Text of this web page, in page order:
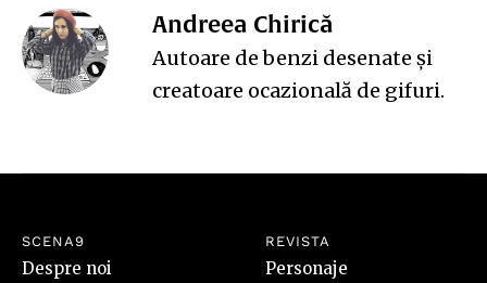
Andreea Chirică
Autoare de benzi desenate și
creatoare ocazională de gifuri.
SCENA9
Despre noi
REVISTA
Personaje